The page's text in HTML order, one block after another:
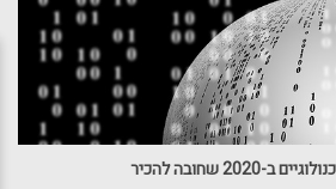
2020 שחובה להכיר